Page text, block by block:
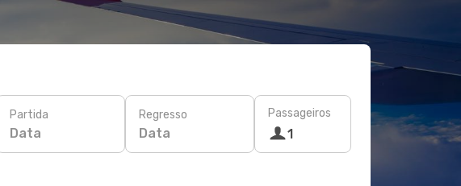
Partida
Data
Regresso
Data
Passageiros
1